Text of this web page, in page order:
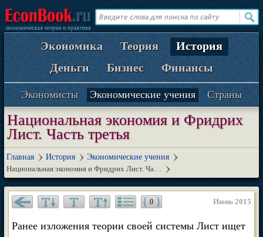
Экономика Теория
История
Деньги
Бизнес Финансы
Экономисты Экономические учения Страны
Национальная экономия и Фридрих
Лист. Часть третья
Главная История
Экономические учения
Национальная экономия и Фридрих Лист. Ча…
0 Июнь 2015
Ранее изложения теории своей системы Лист ищет